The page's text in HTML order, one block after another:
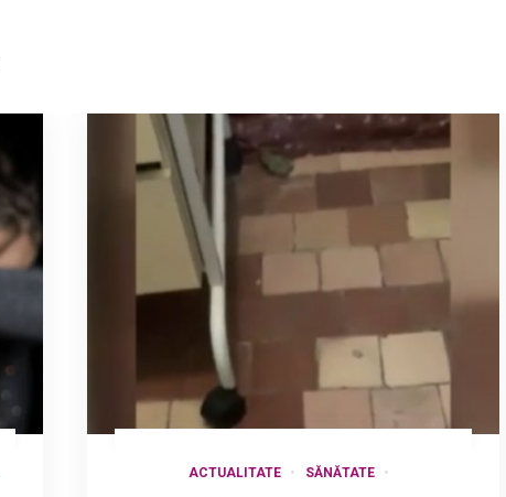
ACTUALITATE SĂNĂTATE